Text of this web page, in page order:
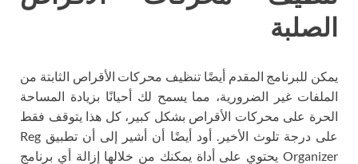
الصلبة
يمكن للبرنامج المقدم أيضًا تنظيف محركات الأقراص الثابتة من
الملفات غير الضرورية، مما يسمح لك أحيانًا بزيادة المساحة
الحرة على محركات الأقراص بشكل كبير، كل هذا يتوقف فقط
على درجة تلوث الأخير. أود أيضًا أن أشير إلى أن تطبيق Reg
Organizer يحتوي على أداة يمكنك من خلالها إزالة أي برنامج